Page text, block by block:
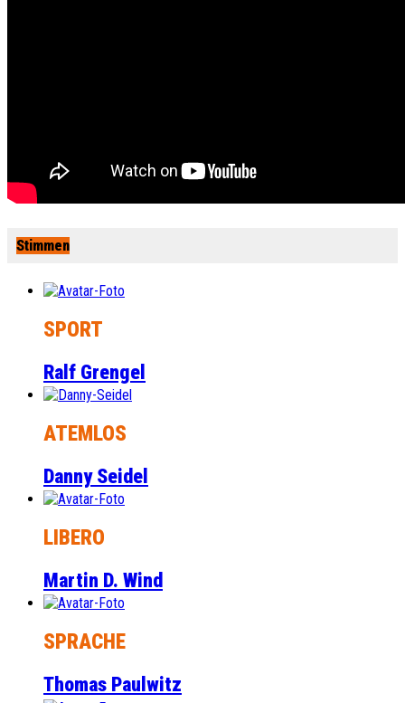
Stimmen
SPORT
Ralf Grengel
ATEMLOS
Danny Seidel
LIBERO
Martin D. Wind
SPRACHE
Thomas Paulwitz